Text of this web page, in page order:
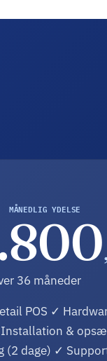
MÅNEDLIG YDELSE
36 måneder
POS ✓
&
(2 dage) ✓